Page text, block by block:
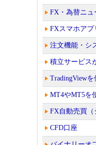
FX・為替ニュ
FXスマホアプ
注文機能・シ
積立サービス
TradingView
MT4やMT5を
FX自動売買（
CFD口座